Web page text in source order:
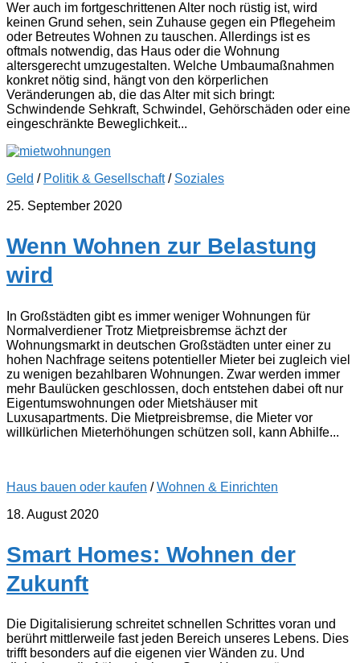
Wer auch im fortgeschrittenen Alter noch rüstig ist, wird
keinen Grund sehen, sein Zuhause gegen ein Pflegeheim
oder Betreutes Wohnen zu tauschen. Allerdings ist es
oftmals notwendig, das Haus oder die Wohnung
altersgerecht umzugestalten. Welche Umbaumaßnahmen
konkret nötig sind, hängt von den körperlichen
Veränderungen ab, die das Alter mit sich bringt:
Schwindende Sehkraft, Schwindel, Gehörschäden oder eine
eingeschränkte Beweglichkeit...
Geld / Politik & Gesellschaft/ Soziales
25. September 2020
Wenn Wohnen zur Belastung
wird
In Großstädten gibt es immer weniger Wohnungen für
Normalverdiener Trotz Mietpreisbremse ächzt der
Wohnungsmarkt in deutschen Großstädten unter einer zu
hohen Nachfrage seitens potentieller Mieter bei zugleich viel
zu wenigen bezahlbaren Wohnungen. Zwar werden immer
mehr Baulücken geschlossen, doch entstehen dabei oft nur
Eigentumswohnungen oder Mietshäuser mit
Luxusapartments. Die Mietpreisbremse, die Mieter vor
willkürlichen Mieterhöhungen schützen soll, kann Abhilfe...
Haus bauen oder kaufen /Wohnen & Einrichten
18. August 2020
Smart Homes: Wohnen der
Zukunft
Die Digitalisierung schreitet schnellen Schrittes voran und
berührt mittlerweile fast jeden Bereich unseres Lebens. Dies
trifft besonders auf die eigenen vier Wänden zu. Und